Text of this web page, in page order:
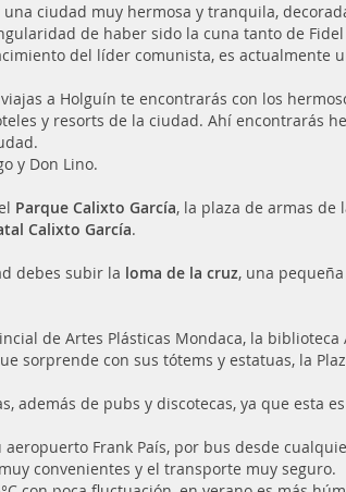
una ciudad muy hermosa y tranquila,
de haber sido la cuna tanto de
del líder comunista, es actualmente
a Holguín te encontrarás con los
y resorts de la ciudad. Ahí encontrarás
y Don Lino.
Parque Calixto García, la plaza de armas de
Calixto García.
debes subir la loma de la cruz, una
de Artes Plásticas Mondaca, la
sorprende con sus tótems y estatuas, la
además de pubs y discotecas, ya que esta
Frank País, por bus desde
convenientes y el transporte muy seguro.